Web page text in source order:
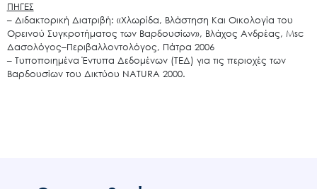
ΠΗΓΕΣ
– Διδακτορική Διατριβή: «Χλωρίδα, Βλάστηση Και Οικολογία του
Ορεινού Συγκροτήματος των Βαρδουσίων», Βλάχος Ανδρέας, Msc
Δασολόγος–Περιβαλλοντολόγος, Πάτρα 2006
– Τυποποιημένα Έντυπα Δεδομένων (ΤΕΔ) για τις περιοχές των
Βαρδουσίων του Δικτύου NATURA 2000.